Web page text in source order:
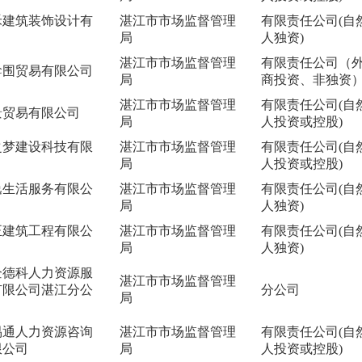
筑装饰设计有
湛江市市场监督管理
局
有限责任公司(自
人独资)
贸易有限公司
湛江市市场监督管理
局
有限责任公司（
商投资、非独资
易有限公司
湛江市市场监督管理
局
有限责任公司(自
人投资或控股)
建设科技有限
湛江市市场监督管理
局
有限责任公司(自
人投资或控股)
活服务有限公
湛江市市场监督管理
局
有限责任公司(自
人独资)
筑工程有限公
湛江市市场监督管理
局
有限责任公司(自
人独资)
科人力资源服
公司湛江分公
湛江市市场监督管理
局
分公司
人力资源咨询
司
湛江市市场监督管理
局
有限责任公司(自
人投资或控股)